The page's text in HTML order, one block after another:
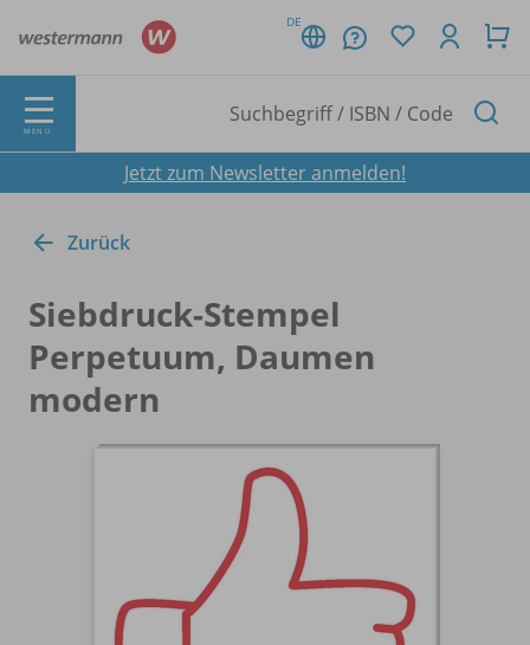
DE
MENÜ
Jetzt zum Newsletter anmelden!
Zurück
Siebdruck-Stempel
Perpetuum, Daumen
modern